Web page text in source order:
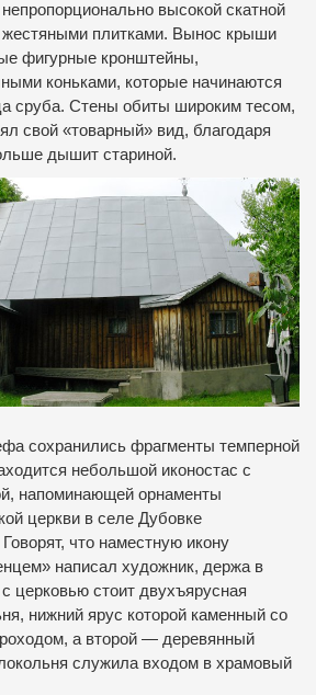
высокой скатной
плитками. Вынос крыши
фигурные кронштейны,
коньками, которые начинаются
сруба. Стены обиты широким тесом,
свой «товарный» вид, благодаря
дышит стариной.
сохранились фрагменты темперной
небольшой иконостас с
напоминающей орнаменты
церкви в селе Дубовке
что наместную икону
написал художник, держа в
церковью стоит двухъярусная
нижний ярус которой каменный со
а второй — деревянный
служила входом в храмовый